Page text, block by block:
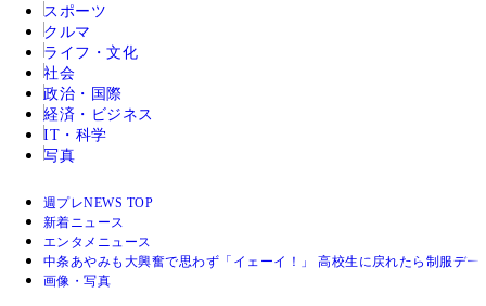
スポーツ
クルマ
ライフ・文化
社会
政治・国際
経済・ビジネス
IT・科学
写真
週プレNEWS TOP
新着ニュース
エンタメニュース
中条あやみも大興奮で思わず「イェーイ！」 高校生に戻れたら制服デー
画像・写真